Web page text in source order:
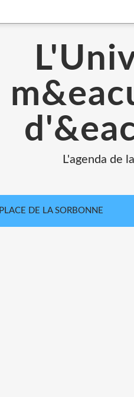
L'agenda de
PLACE DE LA SORBONNE